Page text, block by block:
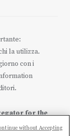
la utilizza.
con i
for the
without Accepting